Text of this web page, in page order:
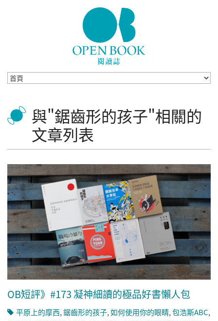
與"鋸齒形的孩子"相關的
文章列表
OB短評》#173 凝神細讀的極品好書懶人包
平原上的摩西,鋸齒形的孩子,如何使用你的眼睛,包浩斯ABC,